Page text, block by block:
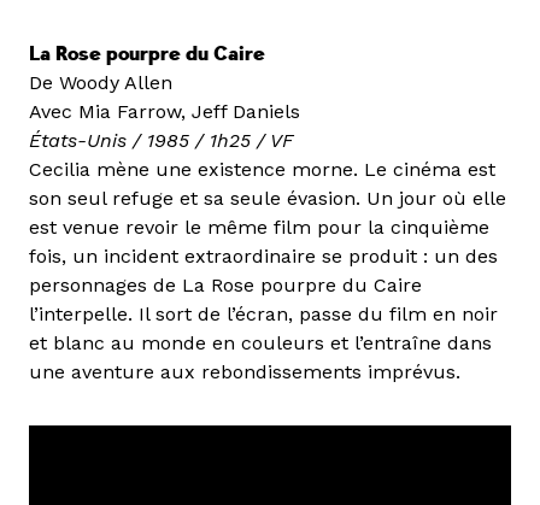
La Rose pourpre du Caire
De Woody Allen
Avec Mia Farrow, Jeff Daniels
États-Unis / 1985 / 1h25 / VF
Cecilia mène une existence morne. Le cinéma est
son seul refuge et sa seule évasion. Un jour où elle
est venue revoir le même film pour la cinquième
fois, un incident extraordinaire se produit : un des
personnages de La Rose pourpre du Caire
l’interpelle. Il sort de l’écran, passe du film en noir
et blanc au monde en couleurs et l’entraîne dans
une aventure aux rebondissements imprévus.